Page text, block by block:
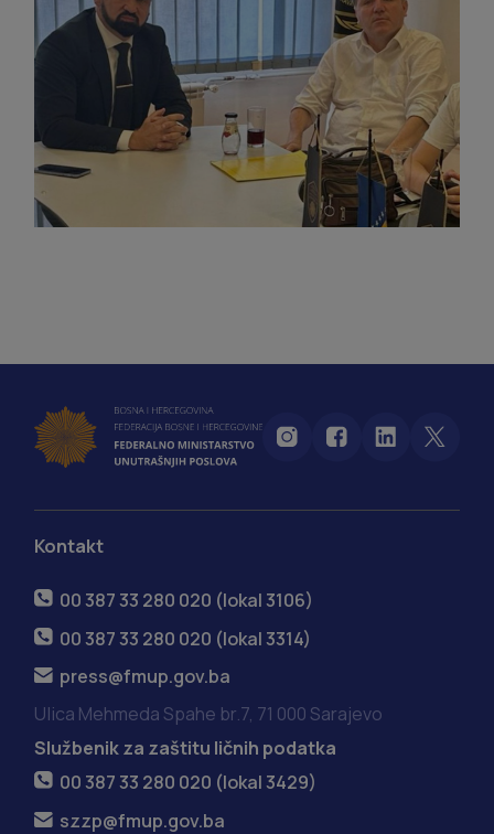
Kontakt
00 387 33 280 020 (lokal 3106)
00 387 33 280 020 (lokal 3314)
press@fmup.gov.ba
Ulica Mehmeda Spahe br.7, 71 000 Sarajevo
Službenik za zaštitu ličnih podatka
00 387 33 280 020 (lokal 3429)
szzp@fmup.gov.ba